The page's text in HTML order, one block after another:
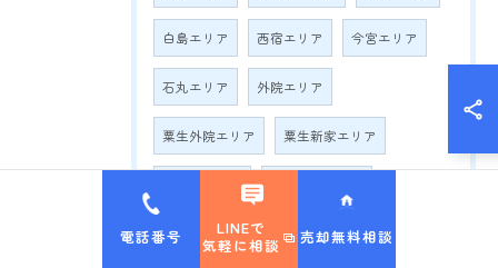
白島エリア 西宿エリア 今宮エリア
石丸エリア 外院エリア
粟生外院エリア 粟生新家エリア
小野原エリア
彩都エリア 森町エリア
電話番号
LINEで
気軽に相談
売却無料相談